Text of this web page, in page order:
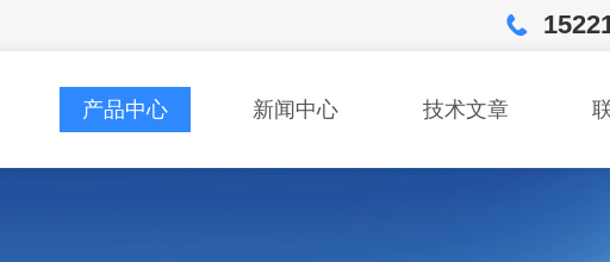
产品中心 新闻中心 技术文章